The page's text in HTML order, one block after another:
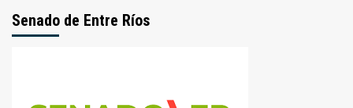
Senado de Entre Ríos